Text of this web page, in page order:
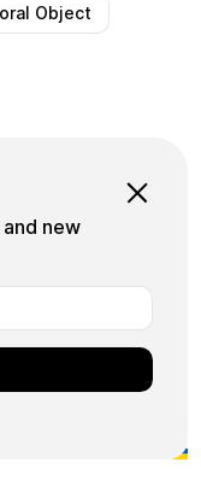
Object
на
new